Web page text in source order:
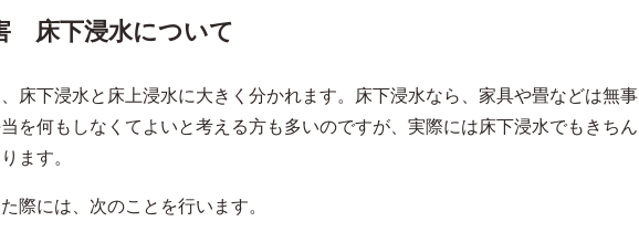
床下浸水について
床下浸水と床上浸水に大きく分かれます。床下浸水なら、家具や畳などは無事
を何もしなくてよいと考える方も多いのですが、実際には床下浸水でもきちん
ます。
際には、次のことを行います。